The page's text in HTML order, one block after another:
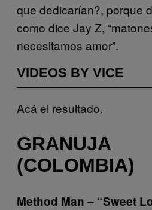
que dedicarían?, porque
como dice Jay Z,
necesitamos amor”.
VIDEOS BY VICE
Acá el resultado.
GRANUJA
(COLOMBIA)
Method Man – “Sweet